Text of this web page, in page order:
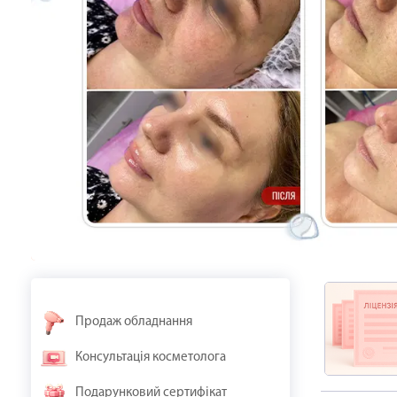
Продаж обладнання
Консультація косметолога
Подарунковий сертифікат